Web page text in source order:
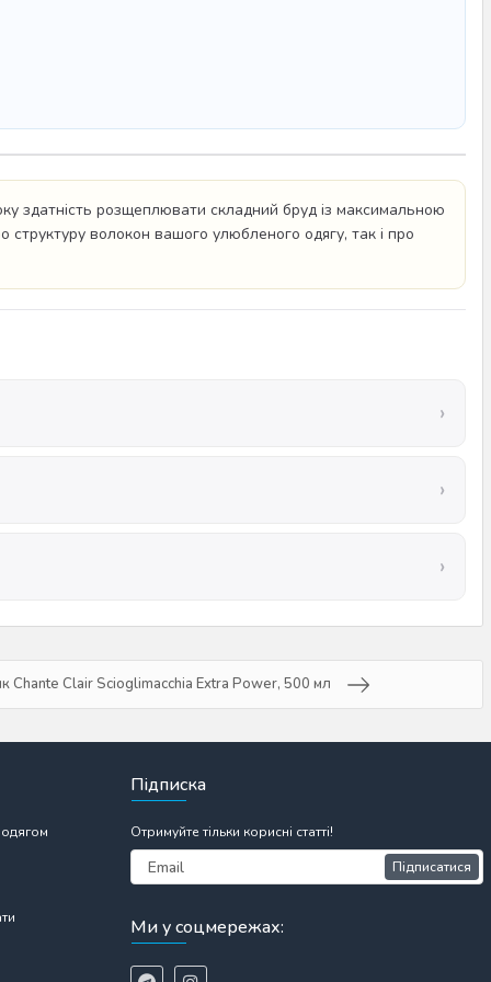
здатність розщеплювати складний бруд із максимальною
структуру волокон вашого улюбленого одягу, так і про
Chante Clair Scioglimacchia Extra Power, 500 мл
Підписка
Отримуйте тільки корисні статті!
Підписатися
Ми у соцмережах: